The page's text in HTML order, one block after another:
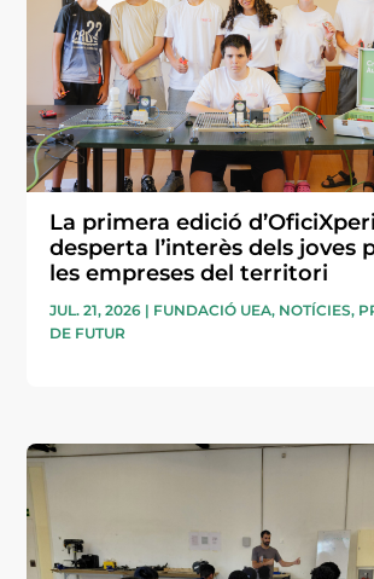
La primera edició
desperta l’interès dels joves
les empreses del territori
JUL. 21, 2026 | FUNDACIÓ UEA, NOTÍCIES,
DE FUTUR